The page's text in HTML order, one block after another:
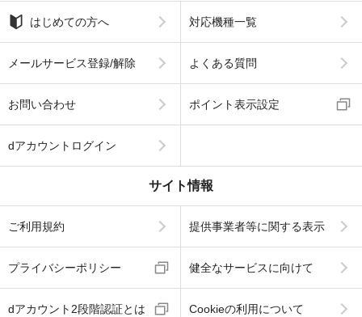
はじめての方へ 対応機種一覧
メールサービス登録/解除 よくある質問
お問い合わせ ポイント表示設定
dアカウントログイン
サイト情報
ご利用規約 提供事業者等に関する表示
プライバシーポリシー 健全なサービスに向けて
dアカウント2段階認証とは Cookieの利用について